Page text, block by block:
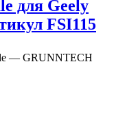
для Geely
FSI115
— GRUNNTECH